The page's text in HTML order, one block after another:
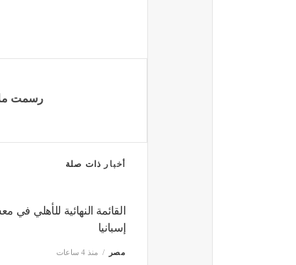
رسمت
أخبار ذات صلة
القائمة النهائية للأهلي في
إسبانيا
مصر منذ 4 ساعات